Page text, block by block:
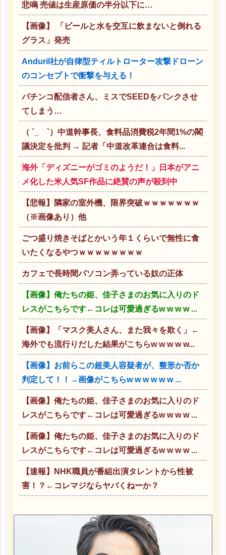
悲鳴 売値は生産原価の半分以下に…
【画像】 「ビールと水を交互に飲まないと倒れる
グラス」発売
Anduril社が自律型ティルトローター攻撃ドローン
のコンセプトで衝撃を与える！
パチンコ配信者さん、ミスでSEEDをパンクさせ
てしまう…
（ ´_ゝ`）中道幹事長、食料品消費税2年間1%の閣
議決定を批判 → 記者「中道改革連合は食料...
海外「ディズニーがゴミのようだ！」日本がアニ
メ化した米人気SF作品に絶賛の声が殺到中
【悲報】隣家の室外機、限界突破ｗｗｗｗｗｗｗ
（※画像あり）他
ごつ盛り焼きそばとかいう年１くらいで無性に食
いたくなるやつｗｗｗｗｗｗｗｗ
カフェで長時間パソコン弄っている奴の正体
【画像】俺たちの姫、佳子さまのお気に入りのド
レスがこちらです←コレは可愛過ぎるw w w w ...
【画像】「マスク美人さん、また我々を欺く」←
海外でも流行りだした結果がこちらw w w w w...
【画像】お前らこの超美人容疑者が、整形か否か
判定して！！→画像がこちらw w w w w w ...
【画像】俺たちの姫、佳子さまのお気に入りのド
レスがこちらです←コレは可愛過ぎるw w w w ...
【画像】俺たちの姫、佳子さまのお気に入りのド
レスがこちらです←コレは可愛過ぎるw w w w ...
【速報】NHK職員が番組出演タレントから性被
害！？←コレマジならヤバくねーか？